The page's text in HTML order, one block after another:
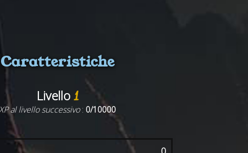
Caratteristiche
Livello 1
al livello successivo: 0/10000